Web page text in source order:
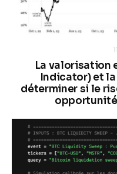
La valorisation
Indicator) et
déterminer si le
opportunité